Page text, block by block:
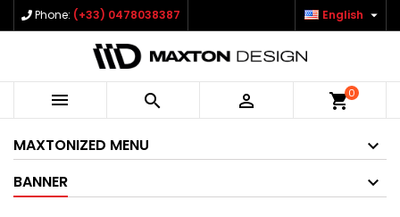
Phone: (+33) 0478038387 English 
   shopping_cart0
MAXTONIZED MENU
BANNER